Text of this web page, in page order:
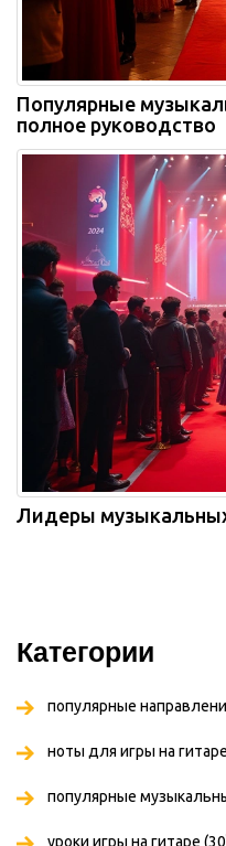
Популярные
полное руководство
Лидеры
Категории
популярные
ноты для игры на гитаре
популярные
уроки игры на гитаре